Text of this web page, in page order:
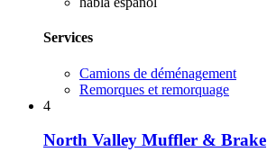
Services
Camions de déménagement
Remorques et remorquage
4
North Valley Muffler & Brake